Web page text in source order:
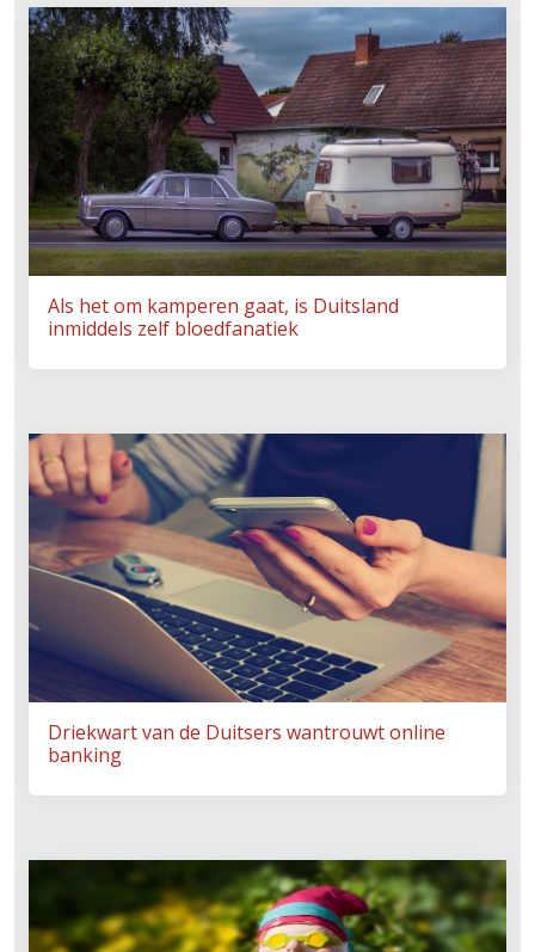
Als het om kamperen gaat, is Duitsland
inmiddels zelf bloedfanatiek
Driekwart van de Duitsers wantrouwt online
banking